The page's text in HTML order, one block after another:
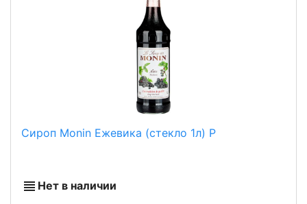
Сироп Monin Ежевика (стекло 1л) Р
Нет в наличии